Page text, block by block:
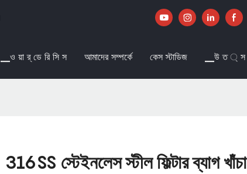
▁ও য়া র্ ডে রি সি স আমাদের সম্পর্কে কেস স্টাডিজ ▁উ ত ্ স
316SS স্টেইনলেস স্টীল ফিল্টার ব্যাগ খাঁচা